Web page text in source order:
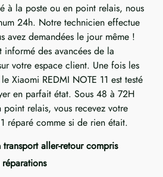
à la poste ou en point relais, nous
24h. Notre technicien effectue
avez demandées le jour même !
des avancées de la
votre espace client. Une fois les
Xiaomi REDMI NOTE 11 est testé
en parfait état. Sous 48 à 72H
relais, vous recevez votre
réparé comme si de rien était.
aller-retour compris